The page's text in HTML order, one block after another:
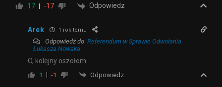
17 -17 Odpowiedz
Arek 1 rok temu
Odpowiedź do Referendum w Sprawie Odwołania
Łukasza Nowaka
O, kolejny oszołom
1 -1 Odpowiedz